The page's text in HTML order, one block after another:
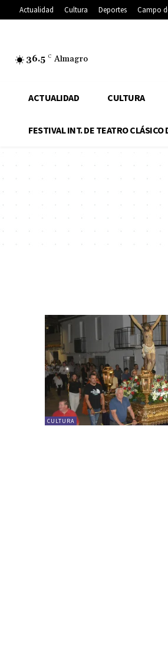
Actualidad Cultura Deportes Campo
36.5 C Almagro
ACTUALIDAD CULTURA
FESTIVAL INT. DE TEATRO CLÁSICO
CULTURA